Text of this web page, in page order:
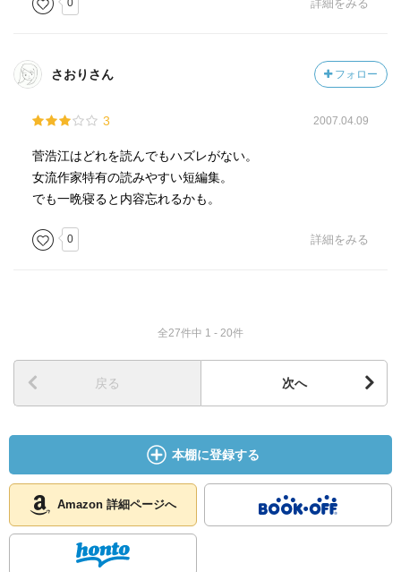
0 詳細をみる
さおりさん フォロー
3 2007.04.09
菅浩江はどれを読んでもハズレがない。
女流作家特有の読みやすい短編集。
でも一晩寝ると内容忘れるかも。
0 詳細をみる
全27件中 1 - 20件
戻る 次へ
本棚に登録する
Amazon 詳細ページへ